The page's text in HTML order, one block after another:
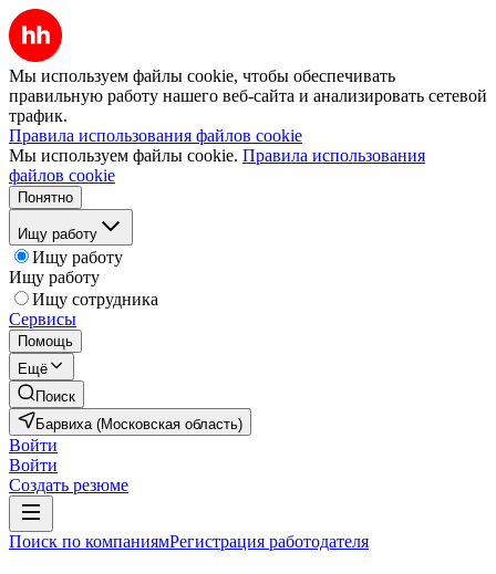
Мы используем файлы cookie, чтобы обеспечивать
правильную работу нашего веб-сайта и анализировать сетевой
трафик.
Правила использования файлов cookie
Мы используем файлы cookie. Правила использования
файлов cookie
Понятно
Ищу работу
Ищу работу
Ищу работу
Ищу сотрудника
Сервисы
Помощь
Ещё
Поиск
Барвиха (Московская область)
Войти
Войти
Создать резюме
Поиск по компаниямРегистрация работодателя